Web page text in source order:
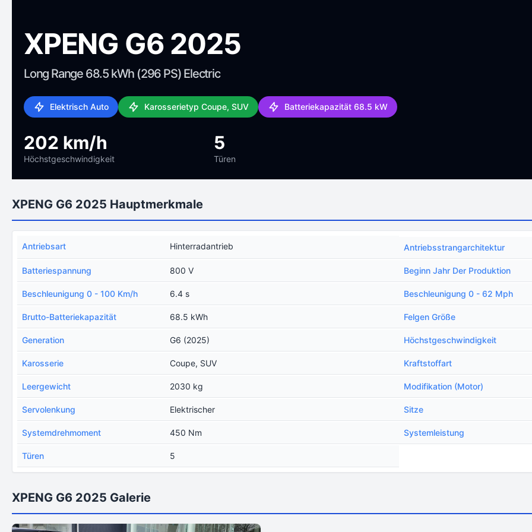
XPENG G6 2025
Long Range 68.5 kWh (296 PS) Electric
Elektrisch Auto Karosserietyp Coupe, SUV Batteriekapazität 68.5 kW
202 km/h
Höchstgeschwindigkeit
5
Türen
XPENG G6 2025 Hauptmerkmale
Antriebsart Hinterradantrieb Antriebsstrangarchitektur
Batteriespannung 800 V Beginn Jahr Der Produktion
Beschleunigung 0 - 100 Km/h 6.4 s Beschleunigung 0 - 62 Mph
Brutto-Batteriekapazität 68.5 kWh Felgen Größe
Generation G6 (2025) Höchstgeschwindigkeit
Karosserie Coupe, SUV Kraftstoffart
Leergewicht 2030 kg Modifikation (Motor)
Servolenkung Elektrischer Sitze
Systemdrehmoment 450 Nm Systemleistung
Türen 5
XPENG G6 2025 Galerie